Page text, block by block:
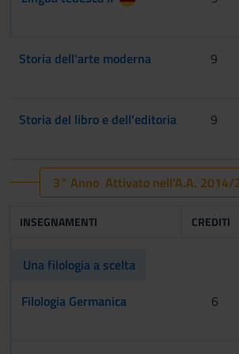
Storia dell'arte moderna 9
Storia del libro e dell'editoria 9
3° Anno Attivato nell'A.A. 2014/
INSEGNAMENTI CREDITI
Una filologia a scelta
Filologia Germanica
6